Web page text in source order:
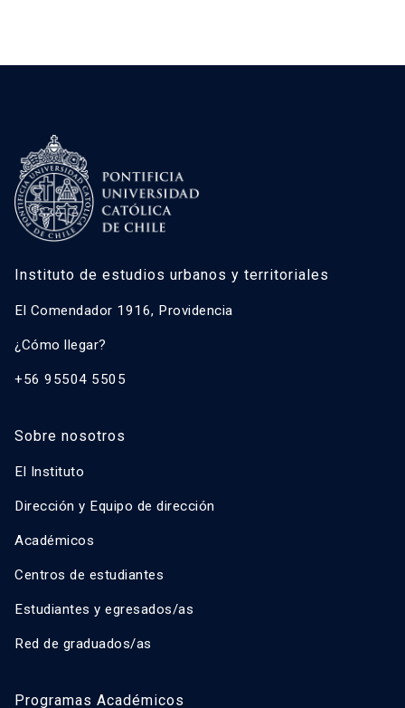
Instituto de estudios urbanos y territoriales
El Comendador 1916, Providencia
¿Cómo llegar?
+56 95504 5505
Sobre nosotros
El Instituto
Dirección y Equipo de dirección
Académicos
Centros de estudiantes
Estudiantes y egresados/as
Red de graduados/as
Programas Académicos